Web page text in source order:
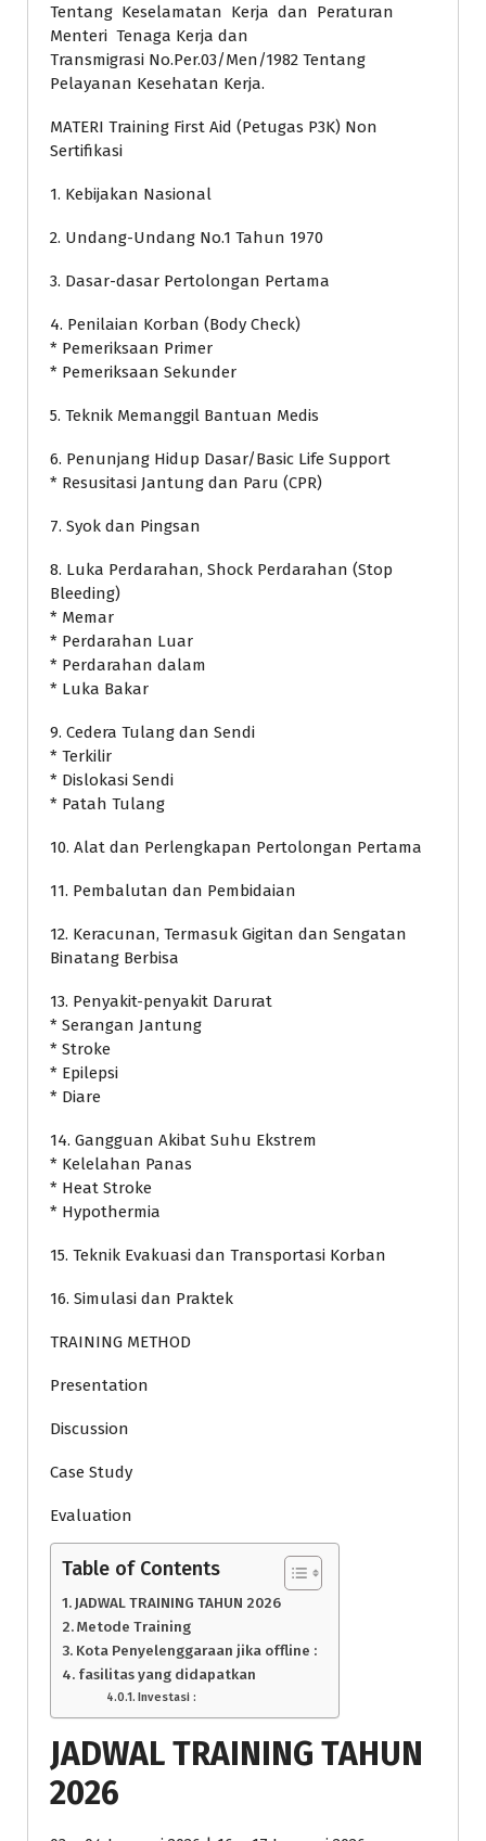
Tentang Keselamatan Kerja dan Peraturan
Menteri Tenaga Kerja dan
Transmigrasi No.Per.03/Men/1982 Tentang
Pelayanan Kesehatan Kerja.
MATERI Training First Aid (Petugas P3K) Non
Sertifikasi
1. Kebijakan Nasional
2. Undang-Undang No.1 Tahun 1970
3. Dasar-dasar Pertolongan Pertama
4. Penilaian Korban (Body Check)
* Pemeriksaan Primer
* Pemeriksaan Sekunder
5. Teknik Memanggil Bantuan Medis
6. Penunjang Hidup Dasar/Basic Life Support
* Resusitasi Jantung dan Paru (CPR)
7. Syok dan Pingsan
8. Luka Perdarahan, Shock Perdarahan (Stop
Bleeding)
* Memar
* Perdarahan Luar
* Perdarahan dalam
* Luka Bakar
9. Cedera Tulang dan Sendi
* Terkilir
* Dislokasi Sendi
* Patah Tulang
10. Alat dan Perlengkapan Pertolongan Pertama
11. Pembalutan dan Pembidaian
12. Keracunan, Termasuk Gigitan dan Sengatan
Binatang Berbisa
13. Penyakit-penyakit Darurat
* Serangan Jantung
* Stroke
* Epilepsi
* Diare
14. Gangguan Akibat Suhu Ekstrem
* Kelelahan Panas
* Heat Stroke
* Hypothermia
15. Teknik Evakuasi dan Transportasi Korban
16. Simulasi dan Praktek
TRAINING METHOD
Presentation
Discussion
Case Study
Evaluation
Table of Contents
JADWAL TRAINING TAHUN 2026
Metode Training
Kota Penyelenggaraan jika offline :
fasilitas yang didapatkan
Investasi :
JADWAL TRAINING TAHUN
2026